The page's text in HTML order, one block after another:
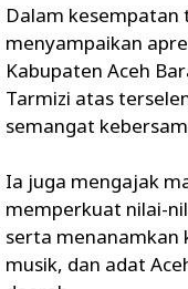
Dalam kesempatan
menyampaikan
Kabupaten Aceh
Tarmizi atas
semangat
Ia juga mengajak
memperkuat nilai-
serta menanamkan
musik, dan adat